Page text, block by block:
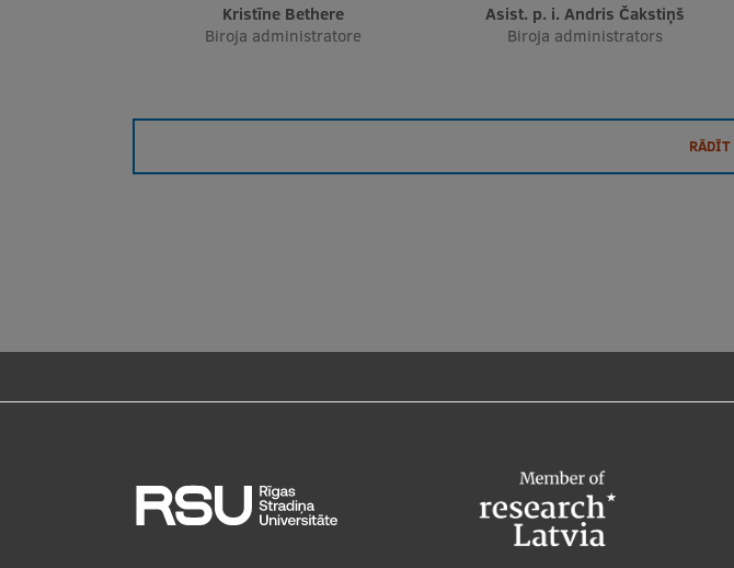
Kristīne Bethere
Biroja administratore
Asist. p. i. Andris Čakstiņš
Biroja administrators